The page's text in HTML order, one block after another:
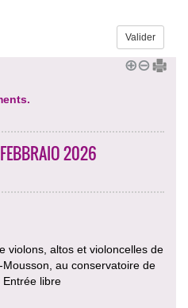
2026
violons, altos et violoncelles de
au conservatoire de
Entrée libre